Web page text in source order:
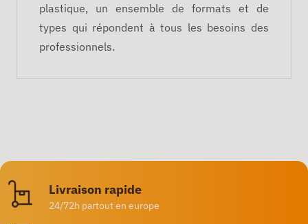
plastique, un ensemble de formats et de
types qui répondent à tous les besoins des
professionnels.
Livraison rapide
24/72h partout en europe